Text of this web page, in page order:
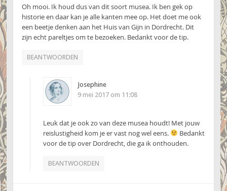
Oh mooi. Ik houd dus van dit soort musea. Ik ben gek op
historie en daar kan je alle kanten mee op. Het doet me ook
een beetje denken aan het Huis van Gijn in Dordrecht. Dit
zijn echt pareltjes om te bezoeken. Bedankt voor de tip.
BEANTWOORDEN
Josephine
9 mei 2017 om 11:08
Leuk dat je ook zo van deze musea houdt! Met jouw
reislustigheid kom je er vast nog wel eens.
Bedankt
voor de tip over Dordrecht, die ga ik onthouden.
BEANTWOORDEN